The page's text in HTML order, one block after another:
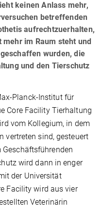
keinen Anlass mehr,
betreffenden
aufrechtzuerhalten,
im Raum steht und
wurden, die
und den Tierschutz
Planck-Institut für
Core Facility Tierhaltung
vom Kollegium, in dem
vertreten sind, gesteuert
wird dann in enger
der Universität
Facility wird aus vier
Veterinärin